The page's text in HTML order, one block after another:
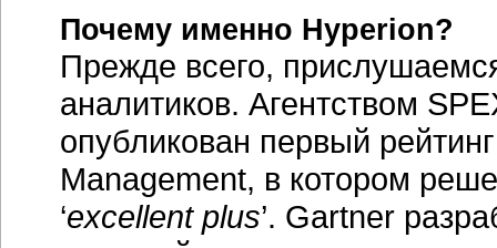
Почему именно Hyperion?
Прежде всего,
аналитиков. Агентством
опубликован первый
Management, в котором
‘excellent plus’. Gartner